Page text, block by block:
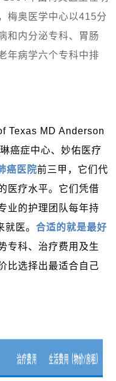
梅奥医学中心以415分
和内分泌专科、胃肠
年病学六个专科中排
Texas MD Anderson
癌症中心、妙佑医疗
癌医院前三甲，它们代
医疗水平。 它们凭借
业的护理团队每年持
医。 合适的就是最好
专科、治疗费用及生
比选择出最适合自己